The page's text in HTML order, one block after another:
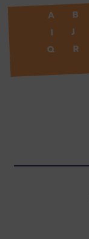
A B
I J
Q R